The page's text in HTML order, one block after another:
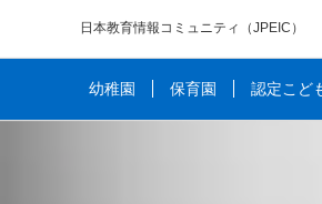
日本教育情報コミュニティ （JPEIC）
幼稚園 保育園 認定こど